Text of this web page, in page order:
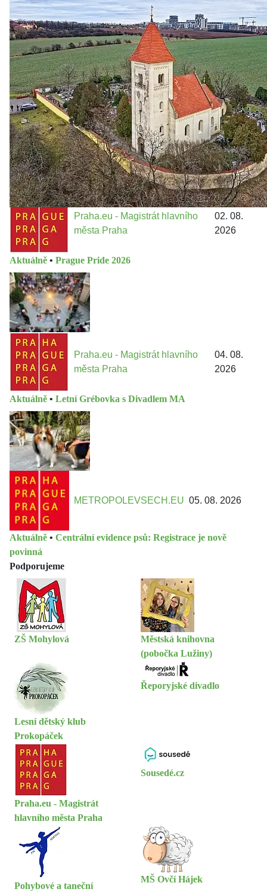
Zastanem se 03. 08. 2026
Politika • Volební seriál #02: Nová výstavba v jihozápadním
městě
Jakými nástroji navrhujete vstupovat z pozice ÚMČ Praha
13 do procesů developerské výstavby např. v lokalitě
Třebonice a Chaby, kterou umožňuje nově schválený
Metropolitn...
Praha.eu - Magistrát hlavního
města Praha
02. 08.
2026
Aktuálně • Prague Pride 2026
Praha.eu - Magistrát hlavního
města Praha
04. 08.
2026
Aktuálně • Letní Grébovka s Divadlem MA
METROPOLEVSECH.EU 05. 08. 2026
Aktuálně • Centrální evidence psů: Registrace je nově
povinná
Podporujeme
ZŠ Mohylová
Městská knihovna
(pobočka Lužiny)
Lesní dětský klub
Prokopáček
Řeporyjské divadlo
Praha.eu - Magistrát
hlavního města Praha
Sousedé.cz
Pohybové a taneční
MŠ Ovčí Hájek